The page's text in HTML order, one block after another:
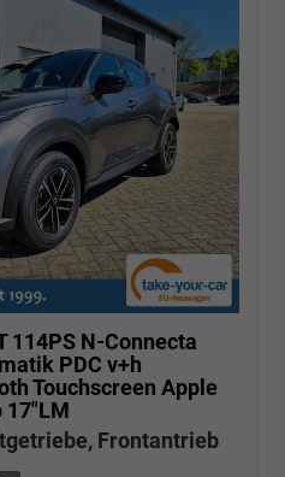
114PS N-Connecta
PDC v+h
Touchscreen Apple
17"LM
Frontantrieb